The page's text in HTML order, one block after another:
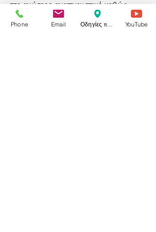
στο ανώτερο αναπνευστικό καθώς
θεραπεύεται τόσο ρινίτιδα όσο καιοι
πολύποδες , ώστε ο ασθενής να μπορεί
Phone Email Οδηγίες προς το ιατρείο YouTube